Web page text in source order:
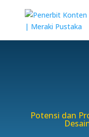
Potensi dan